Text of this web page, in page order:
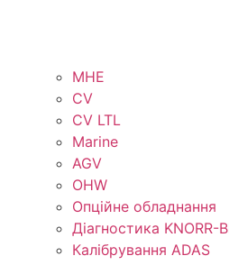
MHE
CV
CV LTL
Marine
AGV
OHW
Опційне обладнання
Діагностика KNORR-
Калібрування ADAS